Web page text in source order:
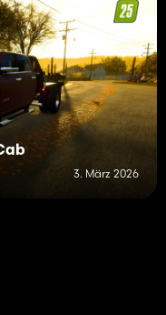
3. März 2026